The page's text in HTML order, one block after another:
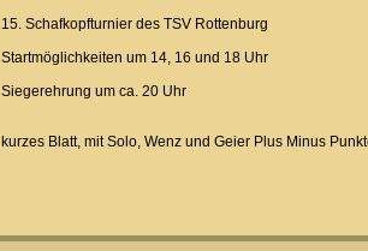
15. Schafkopfturnier des TSV Rottenburg
Startmöglichkeiten um 14, 16 und 18 Uhr
Siegerehrung um ca. 20 Uhr
kurzes Blatt, mit Solo, Wenz und Geier Plus Minus